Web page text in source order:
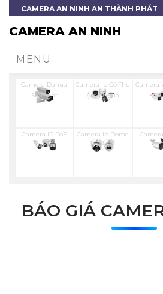
CAMERA AN NINH AN THÀNH PHÁT
CAMERA AN NINH
MENU
Camera Dahua
Starlight
Camera Ip Có Thu
Ậm Dahua
Camera
Camera IP PoE
Dahua
Camera Ip Dome
Dahua
BÁO GIÁ